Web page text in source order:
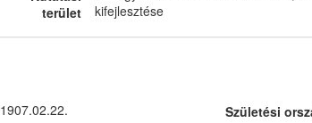
terület
kifejlesztése
1907.02.22. Születési